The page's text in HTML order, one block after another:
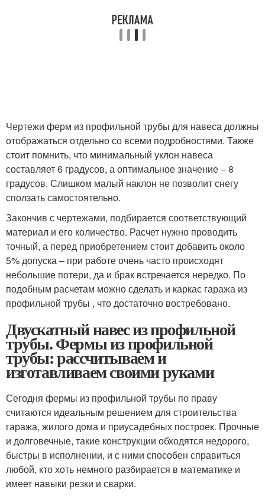
Чертежи ферм из профильной трубы для навеса должны
отображаться отдельно со всеми подробностями. Также
стоит помнить, что минимальный уклон навеса
составляет 6 градусов, а оптимальное значение – 8
градусов. Слишком малый наклон не позволит снегу
сползать самостоятельно.
Закончив с чертежами, подбирается соответствующий
материал и его количество. Расчет нужно проводить
точный, а перед приобретением стоит добавить около
5% допуска – при работе очень часто происходят
небольшие потери, да и брак встречается нередко. По
подобным расчетам можно сделать и каркас гаража из
профильной трубы , что достаточно востребовано.
Двускатный навес из профильной
трубы. Фермы из профильной
трубы: рассчитываем и
изготавливаем своими руками
Сегодня фермы из профильной трубы по праву
считаются идеальным решением для строительства
гаража, жилого дома и приусадебных построек. Прочные
и долговечные, такие конструкции обходятся недорого,
быстры в исполнении, и с ними способен справиться
любой, кто хоть немного разбирается в математике и
имеет навыки резки и сварки.